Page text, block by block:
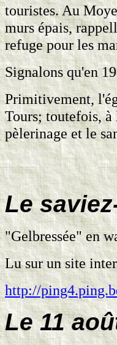
touristes. Au
murs épais,
refuge pour les
Signalons qu'en
Primitivement,
Tours; toutefois,
pèlerinage et le
Le
"Gelbressée" en
Lu sur un site
http://
Le 11